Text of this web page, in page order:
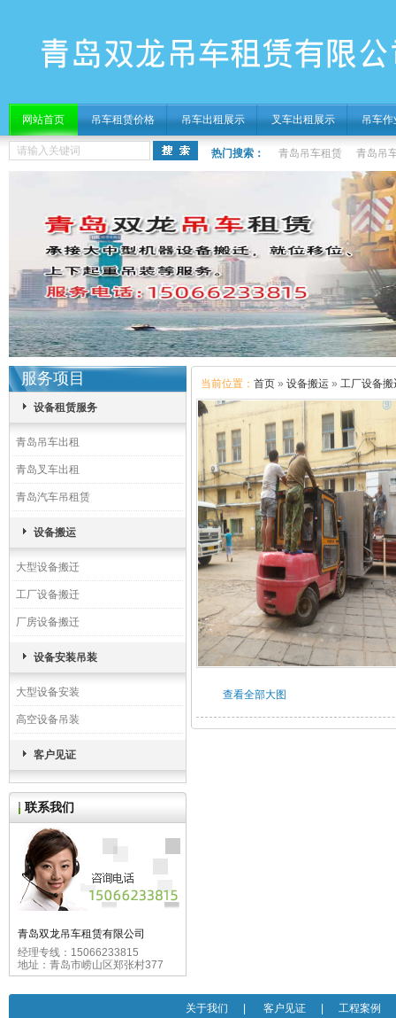
网站首页 吊车租赁价格 吊车出租展示 叉车出租展示 吊车作
热门搜索： 青岛吊车租赁 青岛吊
服务项目
设备租赁服务
青岛吊车出租
青岛叉车出租
青岛汽车吊租赁
设备搬运
大型设备搬迁
工厂设备搬迁
厂房设备搬迁
设备安装吊装
大型设备安装
高空设备吊装
客户见证
联系我们
青岛双龙吊车租赁有限公司
经理专线：15066233815
地址：青岛市崂山区郑张村377
当前位置： 首页 » 设备搬运 » 工厂设备搬
查看全部大图
关于我们 客户见证 工程案例